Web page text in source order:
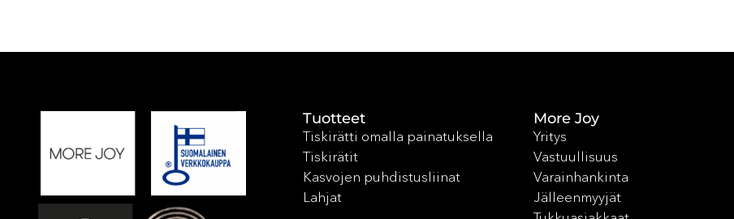
Tuotteet
Tiskirätti omalla painatuksella
Tiskirätit
Kasvojen puhdistusliinat
Lahjat
More Joy
Yritys
Vastuullisuus
Varainhankinta
Jälleenmyyjät